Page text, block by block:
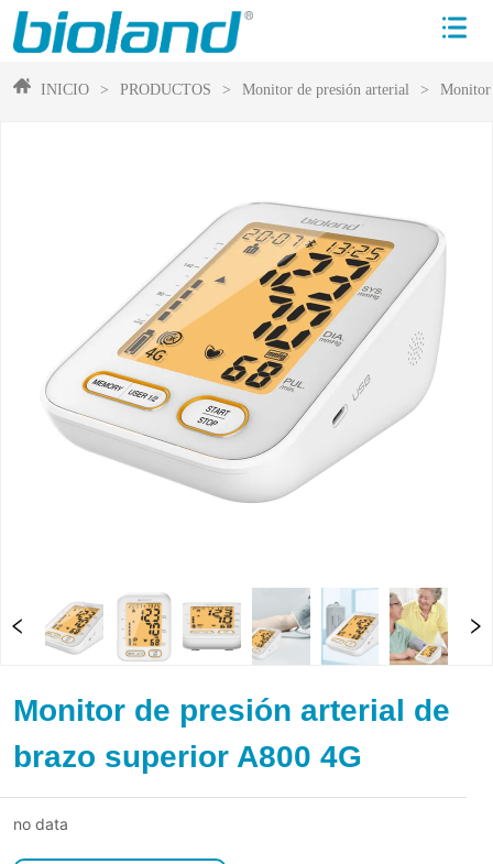
INICIO > PRODUCTOS > Monitor de presión arterial > Monitor
Monitor de presión arterial de
brazo superior A800 4G
no data